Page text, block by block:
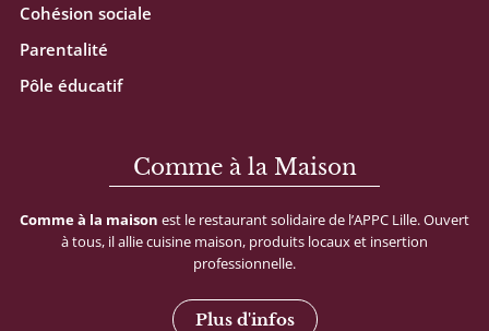
Cohésion sociale
Parentalité
Pôle éducatif
Comme à la Maison
Commeà la maison est le restaurantsolidairede l’APPC Lille.Ouvert
àtous, ilalliecuisine maison, produits locauxet insertion
professionnelle.
Plus d'infos